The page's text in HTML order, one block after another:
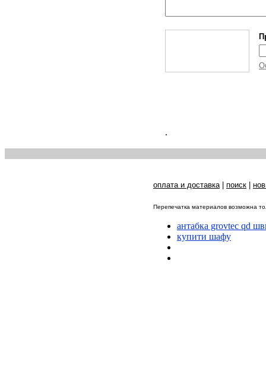
.
оплата и доставка| поиск
Перепечатка материалов возможна
антабка grovtec qd
купити шафу